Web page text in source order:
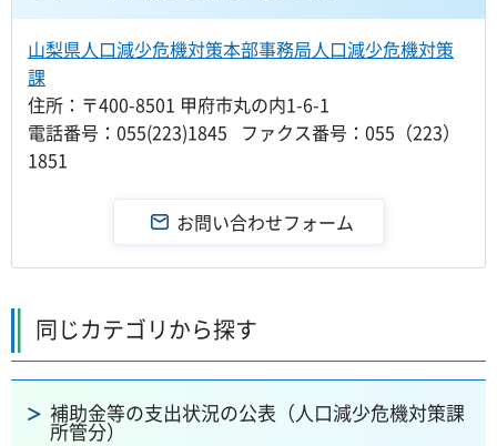
山梨県人口減少危機対策本部事務局人口減少危機対策
課
住所：〒400-8501 甲府市丸の内1-6-1
電話番号：055(223)1845 ファクス番号：055（223）
1851
同じカテゴリから探す
補助金等の支出状況の公表（人口減少危機対策課
所管分）